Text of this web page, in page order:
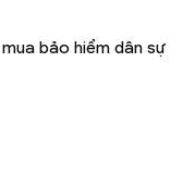
bảo hiểm dân sự